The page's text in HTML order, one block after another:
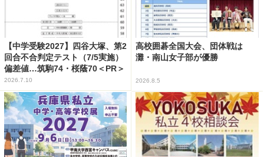
【中学受験2027】四谷大塚、第2
回合不合判定テスト（7/5実施）
偏差値…筑駒74・桜蔭70＜PR＞
2026.7.10
高校囲碁全国大会、団体戦は
灘・南山女子部が優勝
2026.8.5